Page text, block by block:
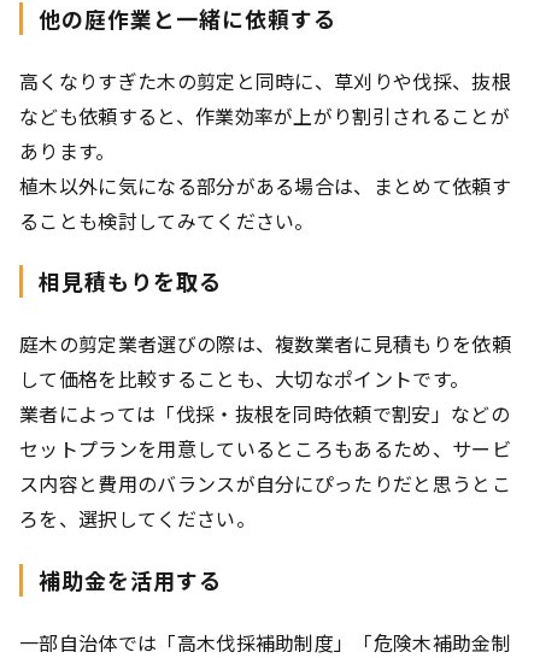
他の庭作業と一緒に依頼する
高くなりすぎた木の剪定と同時に、草刈りや伐採、抜根
なども依頼すると、作業効率が上がり割引されることが
あります。
植木以外に気になる部分がある場合は、まとめて依頼す
ることも検討してみてください。
相見積もりを取る
庭木の剪定業者選びの際は、複数業者に見積もりを依頼
して価格を比較することも、大切なポイントです。
業者によっては「伐採・抜根を同時依頼で割安」などの
セットプランを用意しているところもあるため、サービ
ス内容と費用のバランスが自分にぴったりだと思うとこ
ろを、選択してください。
補助金を活用する
一部自治体では「高木伐採補助制度」「危険木補助金制